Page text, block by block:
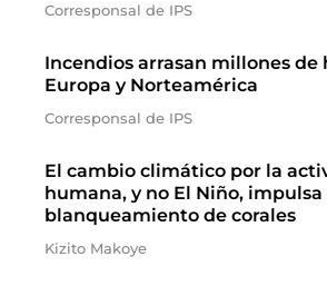
Corresponsal de IPS
Incendios arrasan millones de
Europa y Norteamérica
Corresponsal de IPS
El cambio climático por la
humana, y no El Niño, impulsa
blanqueamiento de corales
Kizito Makoye